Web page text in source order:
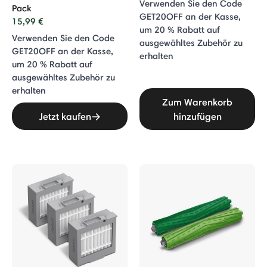
Pack
15,99 €
Verwenden Sie den Code
GET20OFF an der Kasse,
um 20 % Rabatt auf
ausgewähltes Zubehör zu
erhalten
Jetzt kaufen
Verwenden Sie den Code
GET20OFF an der Kasse,
um 20 % Rabatt auf
ausgewähltes Zubehör zu
erhalten
Zum Warenkorb
hinzufügen